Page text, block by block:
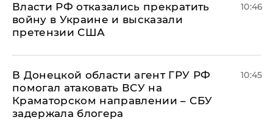
Власти РФ отказались прекратить
войну в Украине и высказали
претензии США
10:46
В Донецкой области агент ГРУ РФ
помогал атаковать ВСУ на
Краматорском направлении – СБУ
задержала блогера
10:45